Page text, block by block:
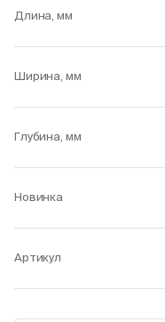
Длина, мм
Ширина, мм
Глубина, мм
Новинка
Артикул